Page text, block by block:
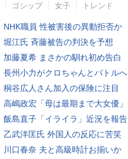
ゴシップ 女子 トレンド
NHK職員 性被害後の異動拒否か
堀江氏 斉藤被告の判決を予想
加藤夏希 まさかの馴れ初め告白
長州小力がクロちゃんとバトルへ
桐谷広人さん加入の保険に注目
高嶋政宏「母は最期まで大女優」
飯島直子「イライラ」近況を報告
乙武洋匡氏 外国人の反応に苦笑
川口春奈 夫と高級時計お揃いか